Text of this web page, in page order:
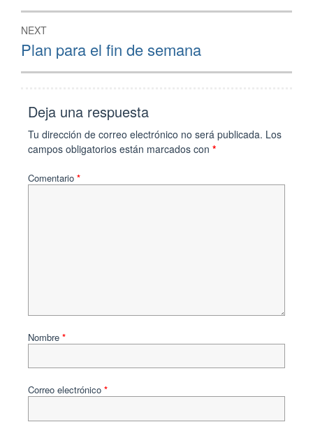
NEXT
Plan para el fin de semana
Deja una respuesta
Tu dirección de correo electrónico no será publicada. Los
campos obligatorios están marcados con *
Comentario *
Nombre *
Correo electrónico *